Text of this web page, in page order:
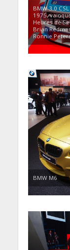
BMW 3.0
1975,
Heures de
Brian
Ronnie
BMW M6